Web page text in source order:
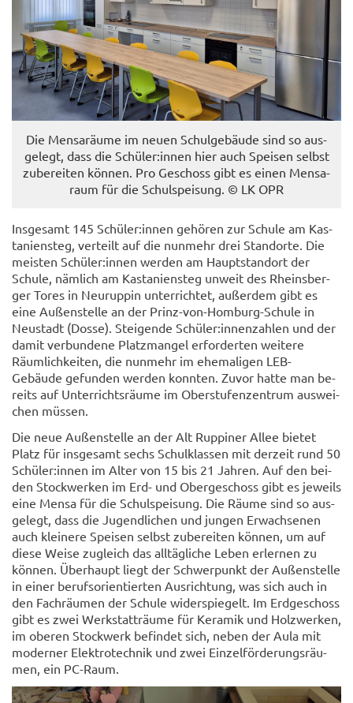
Die Men­s­a­räu­me im neuen Schul­ge­bäu­de sind so aus­
ge­legt, dass die Schü­ler:innen hier auch Spei­sen selbst
zu­be­rei­ten kön­nen. Pro Ge­schoss gibt es einen Men­s­a­
raum für die Schul­spei­sung. © LK OPR
Ins­ge­samt 145 Schü­ler:innen ge­hö­ren zur Schu­le am Kas­
ta­ni­en­steg, ver­teilt auf die nun­mehr drei Stand­or­te. Die
meis­ten Schü­ler:innen wer­den am Haupt­stand­ort der
Schu­le, näm­lich am Kas­ta­ni­en­steg un­weit des Rheins­ber­
ger Tores in Neu­rup­pin un­ter­rich­tet, au­ßer­dem gibt es
eine Au­ßen­stel­le an der Prinz-​von-Homburg-Schule in
Neu­stadt (Dosse). Stei­gen­de Schü­ler:in­nen­zah­len und der
damit ver­bun­de­ne Platz­man­gel er­for­der­ten wei­te­re
Räum­lich­kei­ten, die nun­mehr im ehe­ma­li­gen LEB-​
Gebäude ge­fun­den wer­den konn­ten. Zuvor hatte man be­
reits auf Un­ter­richts­räu­me im Ober­stu­fen­zen­trum aus­wei­
chen müs­sen.
Die neue Au­ßen­stel­le an der Alt Rup­pi­ner Allee bie­tet
Platz für ins­ge­samt sechs Schul­klas­sen mit der­zeit rund 50
Schü­ler:innen im Alter von 15 bis 21 Jah­ren. Auf den bei­
den Stock­wer­ken im Erd- und Ober­ge­schoss gibt es je­weils
eine Mensa für die Schul­spei­sung. Die Räume sind so aus­
ge­legt, dass die Ju­gend­li­chen und jun­gen Er­wach­se­nen
auch klei­ne­re Spei­sen selbst zu­be­rei­ten kön­nen, um auf
diese Weise zu­gleich das all­täg­li­che Leben er­ler­nen zu
kön­nen. Über­haupt liegt der Schwer­punkt der Au­ßen­stel­le
in einer be­rufs­ori­en­tier­ten Aus­rich­tung, was sich auch in
den Fach­räu­men der Schu­le wi­der­spie­gelt. Im Erd­ge­schoss
gibt es zwei Werk­statt­räu­me für Ke­ra­mik und Holz­wer­ken,
im obe­ren Stock­werk be­fin­det sich, neben der Aula mit
mo­der­ner Elek­tro­tech­nik und zwei Ein­zel­för­de­rungs­räu­
men, ein PC-​Raum.